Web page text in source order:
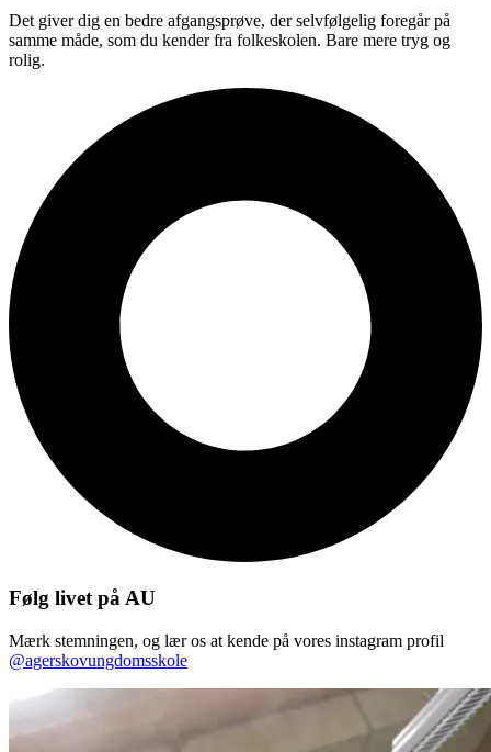
Det giver dig en bedre afgangsprøve, der selvfølgelig foregår på
samme måde, som du kender fra folkeskolen. Bare mere tryg og
rolig.
Følg livet på AU
Mærk stemningen, og lær os at kende på vores instagram profil
@agerskovungdomsskole